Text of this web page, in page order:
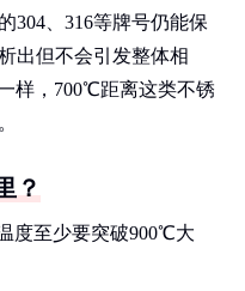
304、316等牌号仍能保
出但不会引发整体相
样，700℃距离这类不锈
？
度至少要突破900℃大